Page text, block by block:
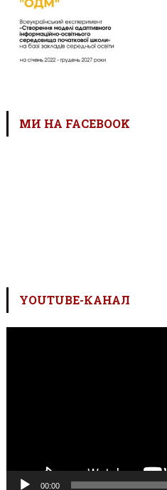
МИ НА FACEBOOK
YOUTUBE-КАНАЛ
00:00